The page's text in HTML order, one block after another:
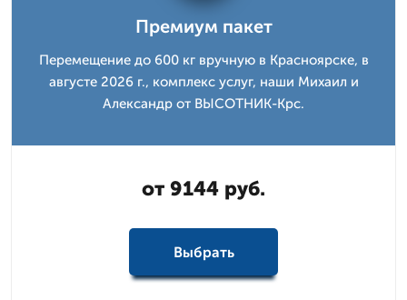
Премиум пакет
Перемещение до 600 кг вручную в Красноярске, в
августе 2026 г., комплекс услуг, наши Михаил и
Александр от ВЫСОТНИК-Крс.
от 9144 руб.
Выбрать